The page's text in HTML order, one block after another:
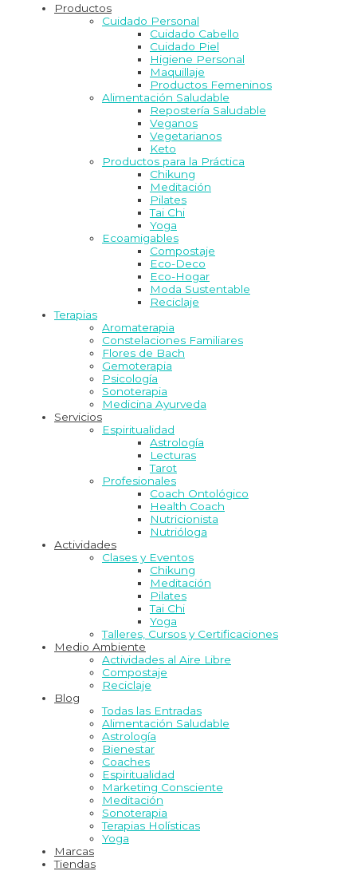
Productos
Cuidado Personal
Cuidado Cabello
Cuidado Piel
Higiene Personal
Maquillaje
Productos Femeninos
Alimentación Saludable
Repostería Saludable
Veganos
Vegetarianos
Keto
Productos para la Práctica
Chikung
Meditación
Pilates
Tai Chi
Yoga
Ecoamigables
Compostaje
Eco-Deco
Eco-Hogar
Moda Sustentable
Reciclaje
Terapias
Aromaterapia
Constelaciones Familiares
Flores de Bach
Gemoterapia
Psicología
Sonoterapia
Medicina Ayurveda
Servicios
Espiritualidad
Astrología
Lecturas
Tarot
Profesionales
Coach Ontológico
Health Coach
Nutricionista
Nutrióloga
Actividades
Clases y Eventos
Chikung
Meditación
Pilates
Tai Chi
Yoga
Talleres, Cursos y Certificaciones
Medio Ambiente
Actividades al Aire Libre
Compostaje
Reciclaje
Blog
Todas las Entradas
Alimentación Saludable
Astrología
Bienestar
Coaches
Espiritualidad
Marketing Consciente
Meditación
Sonoterapia
Terapias Holísticas
Yoga
Marcas
Tiendas